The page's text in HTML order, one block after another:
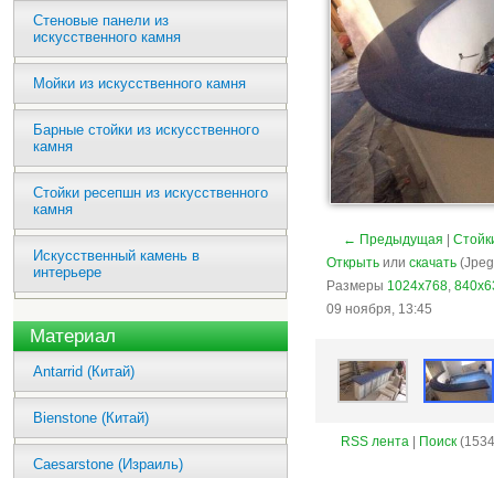
Стеновые панели из
искусственного камня
Мойки из искусственного камня
Барные стойки из искусственного
камня
Стойки ресепшн из искусственного
камня
Искусственный камень в
интерьере
Материал
Antarrid (Китай)
Bienstone (Китай)
Caesarstone (Израиль)
← Предыдущая
Открыть или скачать
Размеры 1024x768,
09 ноября, 13:45
RSS лента| Поиск